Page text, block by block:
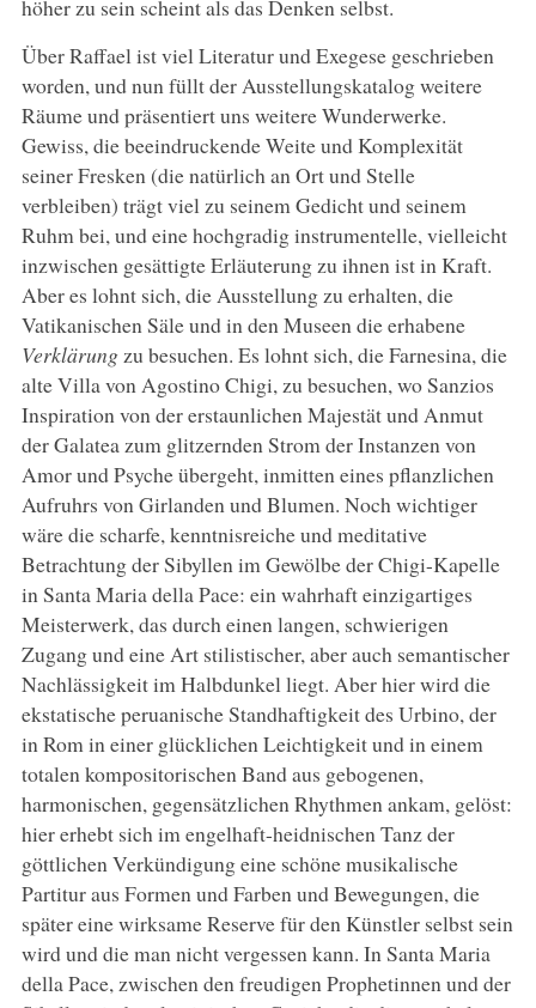
höher zu sein scheint als das Denken selbst.
Über Raffael ist viel Literatur und Exegese geschrieben
worden, und nun füllt der Ausstellungskatalog weitere
Räume und präsentiert uns weitere Wunderwerke.
Gewiss, die beeindruckende Weite und Komplexität
seiner Fresken (die natürlich an Ort und Stelle
verbleiben) trägt viel zu seinem Gedicht und seinem
Ruhm bei, und eine hochgradig instrumentelle, vielleicht
inzwischen gesättigte Erläuterung zu ihnen ist in Kraft.
Aber es lohnt sich, die Ausstellung zu erhalten, die
Vatikanischen Säle und in den Museen die erhabene
Verklärungzu besuchen. Es lohnt sich, die Farnesina, die
alte Villa von Agostino Chigi, zu besuchen, wo Sanzios
Inspiration von der erstaunlichen Majestät und Anmut
der Galatea zum glitzernden Strom der Instanzen von
Amor und Psyche übergeht, inmitten eines pflanzlichen
Aufruhrs von Girlanden und Blumen. Noch wichtiger
wäre die scharfe, kenntnisreiche und meditative
Betrachtung der Sibyllen im Gewölbe der Chigi-Kapelle
in Santa Maria della Pace: ein wahrhaft einzigartiges
Meisterwerk, das durch einen langen, schwierigen
Zugang und eine Art stilistischer, aber auch semantischer
Nachlässigkeit im Halbdunkel liegt. Aber hier wird die
ekstatische peruanische Standhaftigkeit des Urbino, der
in Rom in einer glücklichen Leichtigkeit und in einem
totalen kompositorischen Band aus gebogenen,
harmonischen, gegensätzlichen Rhythmen ankam, gelöst:
hier erhebt sich im engelhaft-heidnischen Tanz der
göttlichen Verkündigung eine schöne musikalische
Partitur aus Formen und Farben und Bewegungen, die
später eine wirksame Reserve für den Künstler selbst sein
wird und die man nicht vergessen kann. In Santa Maria
della Pace, zwischen den freudigen Prophetinnen und der